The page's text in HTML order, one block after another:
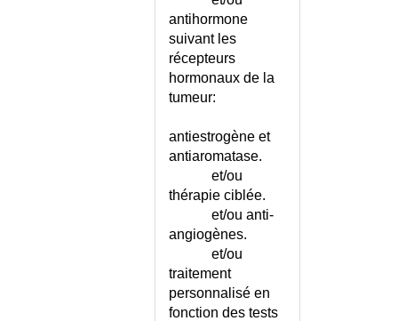
DIABETE - PIED DIABETIQUE
DIABETE - PIED DIABETIQUE -
DIABETE - STADE DE
DIABETE - STADE DE
PREDIABETE - DEPISTAGE
DIABETE GESTATIONNEL
INSULINOREQUERANT
INSULINOREQUERANT -
antihormone
suivant les
récepteurs
hormonaux de la
tumeur:
antiestrogène et
antiaromatase.
et/ou
thérapie ciblée.
et/ou anti-
angiogènes.
et/ou
traitement
personnalisé en
fonction des tests